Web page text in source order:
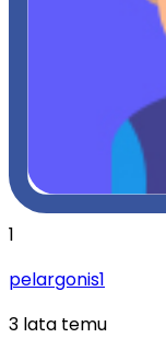
1
pelargonis1
3 lata temu